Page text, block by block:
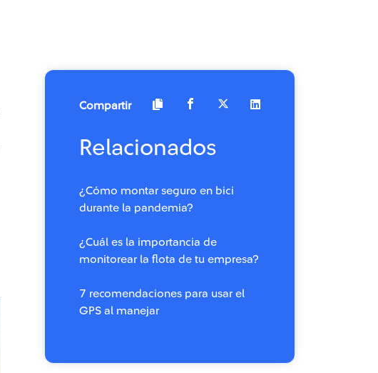
Compartir
Relacionados
¿Cómo montar seguro en bici
durante la pandemia?
¿Cuál es la importancia de
monitorear la flota de tu empresa?
7 recomendaciones para usar el
GPS al manejar